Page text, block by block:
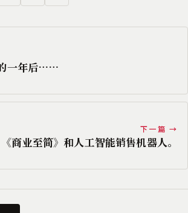
一年后……
下一篇 →
《商业至简》和人工智能销售机器人。